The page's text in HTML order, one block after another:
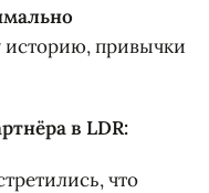
историю, привычки
в LDR:
что